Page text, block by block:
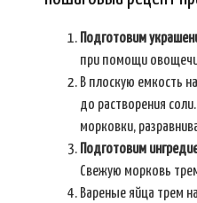
Подготовим
при помощи
В плоскую емкость
до растворения
морковки,
Подготовим
Свежую морковь
Вареные яйца трем